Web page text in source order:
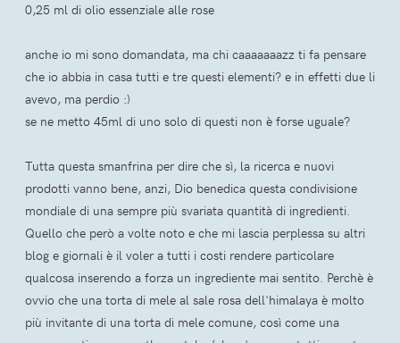
0,25 ml di olio essenziale alle rose
anche io mi sono domandata, ma chi caaaaaaazz ti fa pensare
che io abbia in casa tutti e tre questi elementi? e in effetti due li
avevo, ma perdio :)
se ne metto 45ml di uno solo di questi non è forse uguale?
Tutta questa smanfrina per dire che sì, la ricerca e nuovi
prodotti vanno bene, anzi, Dio benedica questa condivisione
mondiale di una sempre più svariata quantità di ingredienti.
Quello che però a volte noto e che mi lascia perplessa su altri
blog e giornali è il voler a tutti i costi rendere particolare
qualcosa inserendo a forza un ingrediente mai sentito. Perchè è
ovvio che una torta di mele al sale rosa dell'himalaya è molto
più invitante di una torta di mele comune, così come una